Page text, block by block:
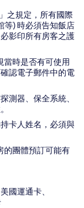
之規定，所有國際
等) 時必須告知飯店
影印所有房客之護
當時是否有可使用
認電子郵件中的電
測器、保全系統、
卡人姓名，必須與
的團體預訂可能有
國運通卡、